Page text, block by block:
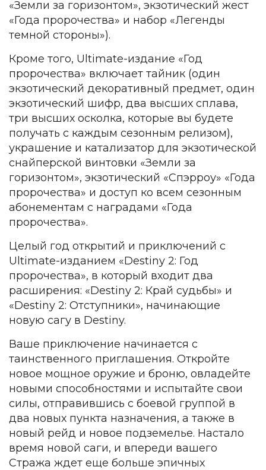
«Земли за горизонтом», экзотический жест
«Года пророчества» и набор «Легенды
темной стороны»).
Кроме того, Ultimate-издание «Год
пророчества» включает тайник (один
экзотический декоративный предмет, один
экзотический шифр, два высших сплава,
три высших осколка, которые вы будете
получать с каждым сезонным релизом),
украшение и катализатор для экзотической
снайперской винтовки «Земли за
горизонтом», экзотический «Спэрроу» «Года
пророчества» и доступ ко всем сезонным
абонементам с наградами «Года
пророчества».
Целый год открытий и приключений с
Ultimate-изданием «Destiny 2: Год
пророчества», в который входит два
расширения: «Destiny 2: Край судьбы» и
«Destiny 2: Отступники», начинающие
новую сагу в Destiny.
Ваше приключение начинается с
таинственного приглашения. Откройте
новое мощное оружие и броню, овладейте
новыми способностями и испытайте свои
силы, отправившись с боевой группой в
два новых пункта назначения, а также в
новый рейд и новое подземелье. Настало
время новой саги, и впереди вашего
Стража ждет еще больше эпичных